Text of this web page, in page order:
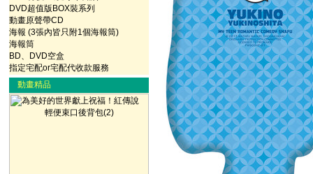
DVD超值版BOX裝系列
動畫原聲帶CD
海報 (3張內皆只附1個海報筒)
海報筒
BD、DVD空盒
指定宅配or宅配代收款服務
動畫精品